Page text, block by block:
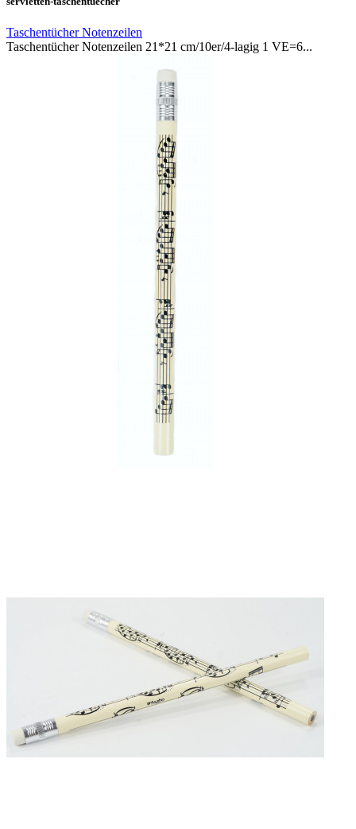
Taschentücher Notenzeilen
Taschentücher Notenzeilen 21*21 cm/10er/4-lagig 1 VE=6...